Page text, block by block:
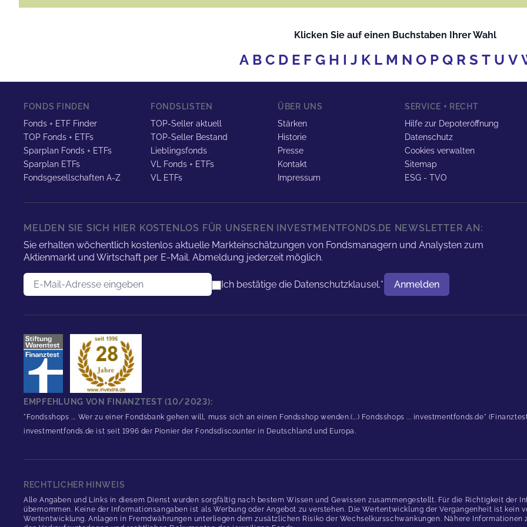
Klicken Sie auf einen Buchstaben Ihrer Wahl
A B C D E F G H I J K L M N O P Q R S T U V
FONDS FINDEN
Fonds + ETF Finder
TOP Fonds + ETFs
Sparplan Fonds + ETFs
Sparplan ETFs
Fondsgesellschaften A-Z
FONDSLISTEN
TOP-Seller aktuell
TOP-Seller Bestand
Lieblingsfonds
VL Fonds + ETFs
VL ETFs
ÜBER UNS
Stärken
Historie
Presse
Kontakt
Impressum
SERVICE + RECHT
Hilfe zur Depoteröffnung
Datenschutz
Cookies verwalten
Sitemap
ESG - TVO
MELDEN SIE SICH HIER KOSTENLOS FÜR UNSEREN INVESTMENTFONDS.DE NEWSLETTER AN:
Sie erhalten wöchentlich kostenlos aktuelle Markteinschätzungen von Fondsmanagern und Analysten zum
Aktienmarkt und Wirtschaft per E-Mail. Abmeldung jederzeit möglich.
E-Mail-Adresse
Ich bestätige die Datenschutzklausel.* Benutzername
Anmelden
EMPFEHLUNG VON FINANZTEST (10/2023):
"Fondsshops ... Wer zu einer Fondsbank gehen will, muss sich an einen Fondsshop wenden.(...) Fondsshops ... investmentfonds.de"
investmentfonds.de ist seit 1996 der Pionier der Fondsdiscounter in Deutschland und Europa.
RECHTLICHER HINWEIS
Alle Angaben und Links in diesem Dienst wurden sorgfältig nach bestem Wissen und Gewissen zusammengestellt. Für die Richtigkeit der
übernommen. Keine der Informationsangaben ist als Werbung oder Angebot zu verstehen. Die Wertentwicklung der Vergangenheit ist
Wertentwicklung. Anlagen in Fremdwährungen unterliegen dem zusätzlichen Risiko der Wechselkursschwankungen. Nähere